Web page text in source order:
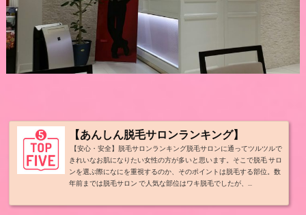
【あんしん脱毛サロンランキング】
【安心・安全】脱毛サロンランキング脱毛サロンに通ってツルツルで
きれいなお肌になりたい女性の方が多いと思います。そこで脱毛 サロ
ンを選ぶ際になにを重視するのか、そのポイントは脱毛する部位。数
年前までは脱毛サロン で人気な部位はワキ脱毛でしたが、...